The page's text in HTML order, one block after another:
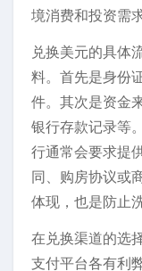
境消费和投资需
兑换美元的具体
料。首先是身份
件。其次是资金
银行存款记录等
行通常会要求提
同、购房协议或
体现，也是防止
在兑换渠道的选
支付平台各有利